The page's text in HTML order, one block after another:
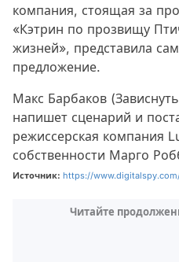
компания, стоящая за
«Кэтрин по прозвищу
жизней», представила
предложение.
Макс Барбаков
напишет сценарий и
режиссерская компания
собственности Марго
Источник: https://
Читайте